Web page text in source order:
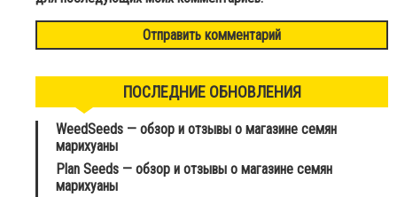
ПОСЛЕДНИЕ ОБНОВЛЕНИЯ
WeedSeeds — обзор и отзывы о магазине семян
марихуаны
Plan Seeds — обзор и отзывы о магазине семян
марихуаны